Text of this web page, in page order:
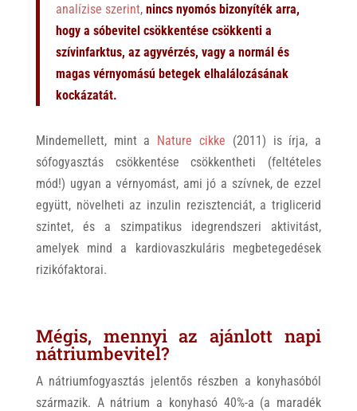
analízise szerint, nincs nyomós bizonyíték arra,
hogy a sóbevitel csökkentése csökkenti a
szívinfarktus, az agyvérzés, vagy a normál és
magas vérnyomású betegek elhalálozásának
kockázatát.
Mindemellett, mint a Nature cikke (2011) is írja, a
sófogyasztás csökkentése csökkentheti (feltételes
mód!) ugyan a vérnyomást, ami jó a szívnek, de ezzel
együtt, növelheti az inzulin rezisztenciát, a triglicerid
szintet, és a szimpatikus idegrendszeri aktivitást,
amelyek mind a kardiovaszkuláris megbetegedések
rizikófaktorai.
Mégis, mennyi az ajánlott napi
nátriumbevitel?
A nátriumfogyasztás jelentős részben a konyhasóból
származik. A nátrium a konyhasó 40%-a (a maradék